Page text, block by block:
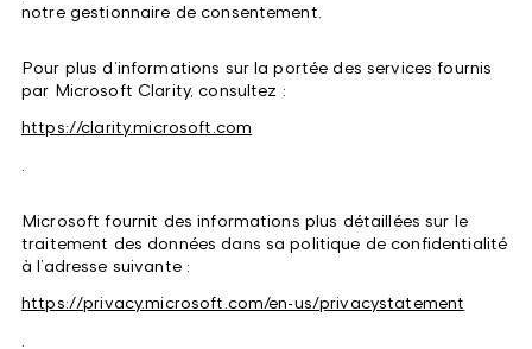
notre gestionnaire de consentement.
Pour plus d’informations sur la portée des services fournis
par Microsoft Clarity, consultez :
https://clarity.microsoft.com
Microsoft fournit des informations plus détaillées sur le
traitement des données dans sa politique de confidentialité
à l’adresse suivante :
https://privacy.microsoft.com/en-us/privacystatement